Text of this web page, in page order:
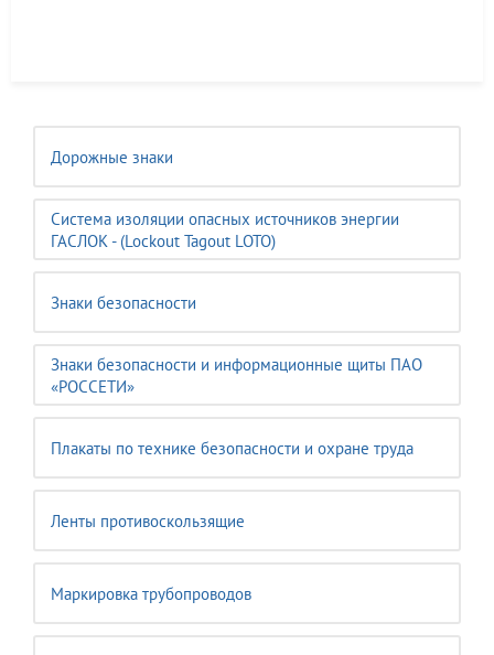
Дорожные знаки
Система изоляции опасных источников энергии
ГАСЛОК - (Lockout Tagout LOTO)
Знаки безопасности
Знаки безопасности и информационные щиты ПАО
«РОССЕТИ»
Плакаты по технике безопасности и охране труда
Ленты противоскользящие
Маркировка трубопроводов